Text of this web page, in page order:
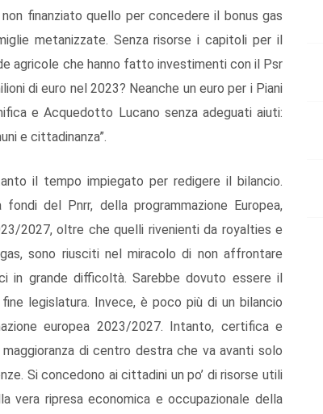
finanziato quello per concedere il bonus gas
metanizzate. Senza risorse i capitoli per il
agricole che hanno fatto investimenti con il Psr
di euro nel 2023? Neanche un euro per i Piani
e Acquedotto Lucano senza adeguati aiuti:
e cittadinanza”.
il tempo impiegato per redigere il bilancio.
del Pnrr, della programmazione Europea,
2027, oltre che quelli rivenienti da royalties e
sono riusciti nel miracolo di non affrontare
in grande difficoltà. Sarebbe dovuto essere il
legislatura. Invece, è poco più di un bilancio
europea 2023/2027. Intanto, certifica e
di centro destra che va avanti solo
Si concedono ai cittadini un po’ di risorse utili
vera ripresa economica e occupazionale della